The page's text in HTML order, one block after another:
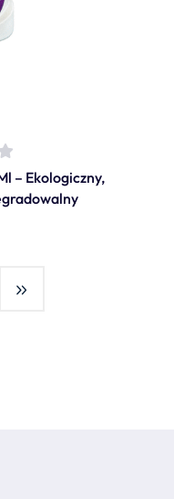
– Ekologiczny,